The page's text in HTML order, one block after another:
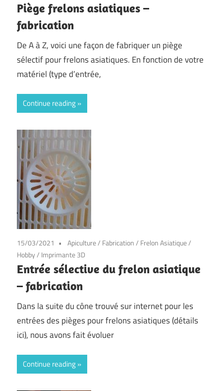
Piège frelons asiatiques –
fabrication
De A à Z, voici une façon de fabriquer un piège
sélectif pour frelons asiatiques. En fonction de votre
matériel (type d’entrée,
Continue reading
15/03/2021 Apiculture/ Fabrication/ Frelon Asiatique/
Hobby/ Imprimante 3D
Entrée sélective du frelon asiatique
– fabrication
Dans la suite du cône trouvé sur internet pour les
entrées des pièges pour frelons asiatiques (détails
ici), nous avons fait évoluer
Continue reading